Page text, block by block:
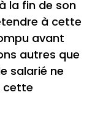
la fin de son
à cette
avant
autres que
salarié ne
cette